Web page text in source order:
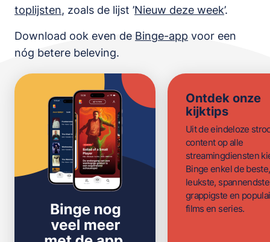
toplijsten, zoals de lijst ’Nieuw deze week’.
Download ook even de Binge-app voor een
nóg betere beleving.
Ontdek onze
kijktips
Uit de eindeloze
content op alle
streamingdiensten
Binge enkel de beste,
leukste,
grappigste en
films en series.